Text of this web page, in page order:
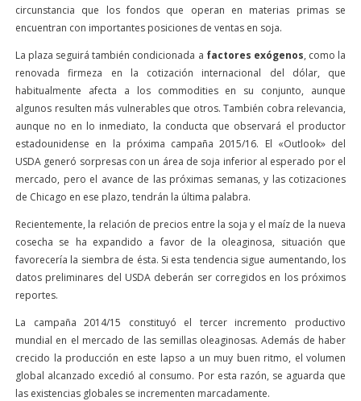
circunstancia que los fondos que operan en materias primas se
encuentran con importantes posiciones de ventas en soja.
La plaza seguirá también condicionada a factores exógenos, como la
renovada firmeza en la cotización internacional del dólar, que
habitualmente afecta a los commodities en su conjunto, aunque
algunos resulten más vulnerables que otros. También cobra relevancia,
aunque no en lo inmediato, la conducta que observará el productor
estadounidense en la próxima campaña 2015/16. El «Outlook» del
USDA generó sorpresas con un área de soja inferior al esperado por el
mercado, pero el avance de las próximas semanas, y las cotizaciones
de Chicago en ese plazo, tendrán la última palabra.
Recientemente, la relación de precios entre la soja y el maíz de la nueva
cosecha se ha expandido a favor de la oleaginosa, situación que
favorecería la siembra de ésta. Si esta tendencia sigue aumentando, los
datos preliminares del USDA deberán ser corregidos en los próximos
reportes.
La campaña 2014/15 constituyó el tercer incremento productivo
mundial en el mercado de las semillas oleaginosas. Además de haber
crecido la producción en este lapso a un muy buen ritmo, el volumen
global alcanzado excedió al consumo. Por esta razón, se aguarda que
las existencias globales se incrementen marcadamente.